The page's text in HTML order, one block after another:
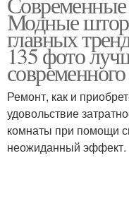
Шторы в
Шторы в
стиле
Модные
главных
135 фото
Ремонт, как и
удовольствие
комнаты при помощи
неожиданный эффект.